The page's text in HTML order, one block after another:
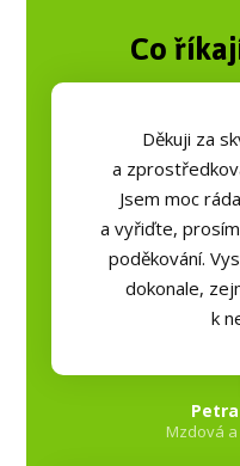
Co
Děkuji za
a
Jsem moc
a vyřiďte,
poděkování.
dokonale,
k
Mzdová